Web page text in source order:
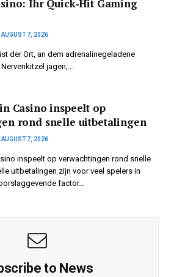
Ihr Quick‑Hit Gaming
AUGUST 7, 2026
der Ort, an dem adrenalinegeladene
jagen,…
Casino inspeelt op
rond snelle uitbetalingen
AUGUST 7, 2026
inspeelt op verwachtingen rond snelle
uitbetalingen zijn voor veel spelers in
factor…
to News